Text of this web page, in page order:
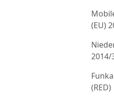
(EU)
2014/
(RED)